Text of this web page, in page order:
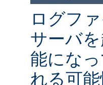
ログフ
サーバ
能にな
れる可